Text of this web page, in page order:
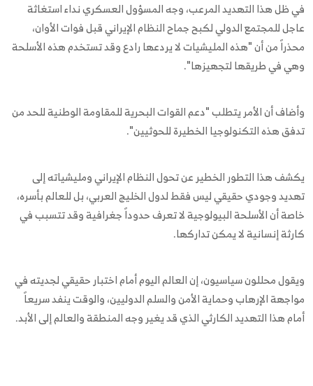
في ظل هذا التهديد المرعب، وجه المسؤول العسكري نداء استغاثة
عاجل للمجتمع الدولي لكبح جماح النظام الإيراني قبل فوات الأوان،
محذراً من أن "هذه المليشيات لا يردعها رادع وقد تستخدم هذه الأسلحة
وهي في طريقها لتجهيزها".
وأضاف أن الأمر يتطلب "دعم القوات البحرية للمقاومة الوطنية للحد من
تدفق هذه التكنولوجيا الخطيرة للحوثيين".
يكشف هذا التطور الخطير عن تحول النظام الإيراني ومليشياته إلى
تهديد وجودي حقيقي ليس فقط لدول الخليج العربي، بل للعالم بأسره،
خاصة أن الأسلحة البيولوجية لا تعرف حدوداً جغرافية وقد تتسبب في
كارثة إنسانية لا يمكن تداركها.
ويقول محللون سياسيون، إن العالم اليوم أمام اختبار حقيقي لجديته في
مواجهة الإرهاب وحماية الأمن والسلم الدوليين، والوقت ينفد سريعاً
أمام هذا التهديد الكارثي الذي قد يغير وجه المنطقة والعالم إلى الأبد.